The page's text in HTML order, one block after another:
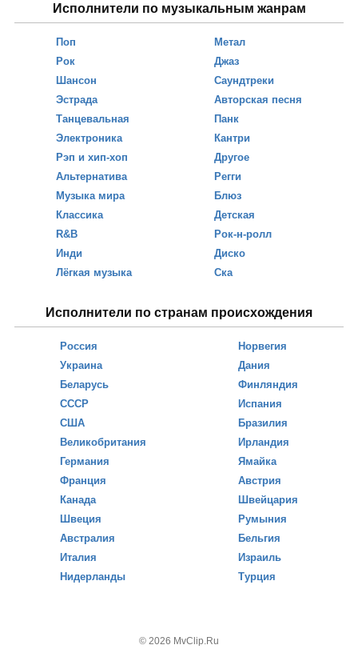
Исполнители по музыкальным жанрам
Поп
Рок
Шансон
Эстрада
Танцевальная
Электроника
Рэп и хип-хоп
Альтернатива
Музыка мира
Классика
R&B
Инди
Лёгкая музыка
Метал
Джаз
Саундтреки
Авторская песня
Панк
Кантри
Другое
Регги
Блюз
Детская
Рок-н-ролл
Диско
Ска
Исполнители по странам происхождения
Россия
Украина
Беларусь
СССР
США
Великобритания
Германия
Франция
Канада
Швеция
Австралия
Италия
Нидерланды
Норвегия
Дания
Финляндия
Испания
Бразилия
Ирландия
Ямайка
Австрия
Швейцария
Румыния
Бельгия
Израиль
Турция
© 2026 MvClip.Ru